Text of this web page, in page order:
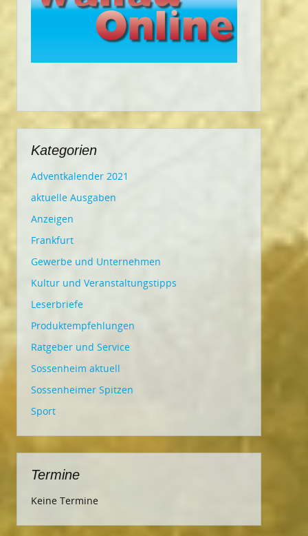
Kategorien
Adventkalender 2021
aktuelle Ausgaben
Anzeigen
Frankfurt
Gewerbe und Unternehmen
Kultur und Veranstaltungstipps
Leserbriefe
Produktempfehlungen
Ratgeber und Service
Sossenheim aktuell
Sossenheimer Spitzen
Sport
Termine
Keine Termine